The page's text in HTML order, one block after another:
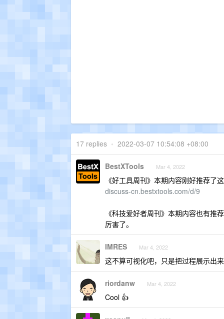
17 replies • 2022-03-07 10:54:08 +08:00
BestXTools Mar 4, 2022
《好工具周刊》本期内容刚好推荐了这
discuss-cn.bestxtools.com/d/9
《科技爱好者周刊》本期内容也有推荐
厉害了。
IMRES Mar 4, 2022
这不算可视化吧，只是把过程展示出
riordanw Mar 4, 2022
Cool 👍